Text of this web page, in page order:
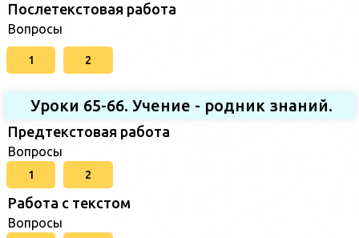
Послетекстовая работа
Вопросы
1 2
Уроки 65-66. Учение - родник знаний.
Предтекстовая работа
Вопросы
1 2
Работа с текстом
Вопросы